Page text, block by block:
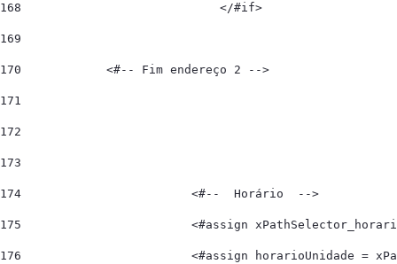
168
                            </#if>
169
170
            <#-- Fim endereço 2 -->
171
172
173
174
                        <#--  Horário  -->
175
<#assign
176
<#assign horarioUnidade =